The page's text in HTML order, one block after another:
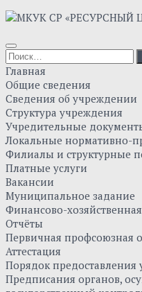
Главная
Общие сведения
Сведения об учреждении
Структура учреждения
Учредительные
Локальные нормативно-
Филиалы и структурные
Платные услуги
Вакансии
Муниципальное задание
Финансово-
Отчёты
Первичная профсоюзная
Аттестация
Порядок предоставления
Предписания органов,